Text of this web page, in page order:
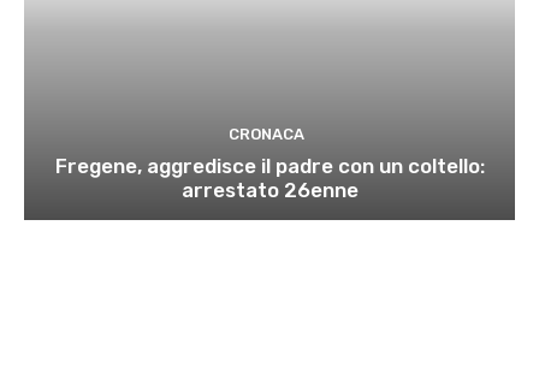
CRONACA
Fregene, aggredisce il padre con un coltello:
arrestato 26enne